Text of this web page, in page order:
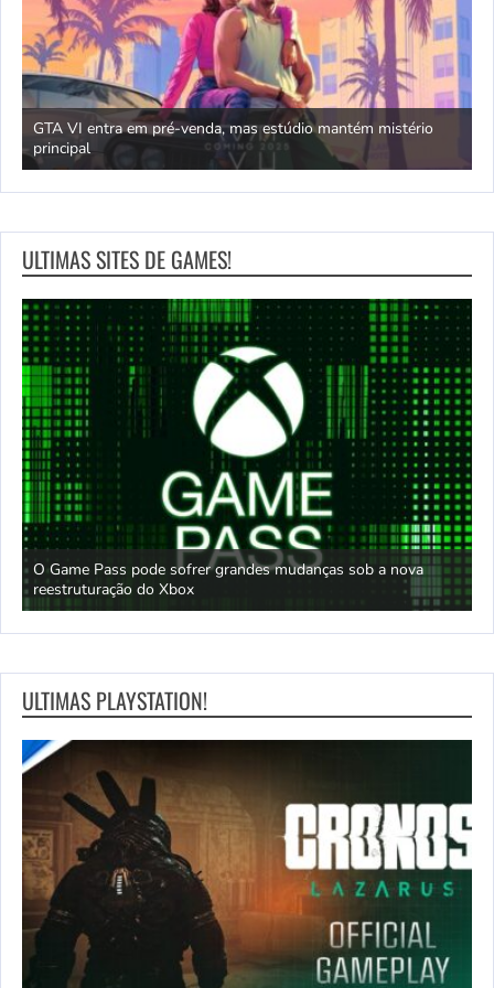
GTA VI entra em pré-venda, mas estúdio mantém mistério
principal
ULTIMAS SITES DE GAMES!
O Game Pass pode sofrer grandes mudanças sob a nova
reestruturação do Xbox
ULTIMAS PLAYSTATION!